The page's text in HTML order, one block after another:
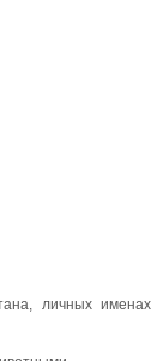
личных именах